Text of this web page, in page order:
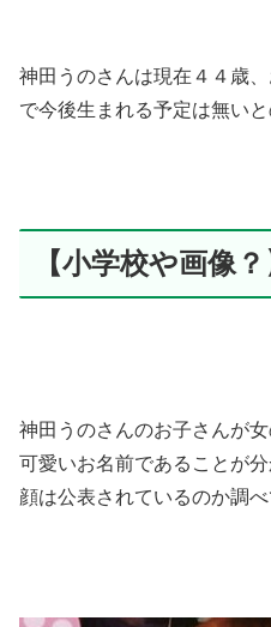
神田うのさんは現在４４歳
で今後生まれる予定は無いと
【小学校や画像？
神田うのさんのお子さんが
可愛いお名前であることが
顔は公表されているのか調べ